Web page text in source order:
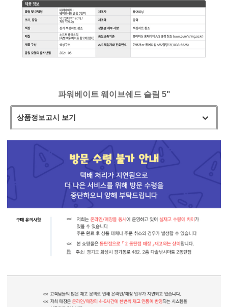
파워베이트 웨이브쉐드 슬림 5"
상품정보고시 보기